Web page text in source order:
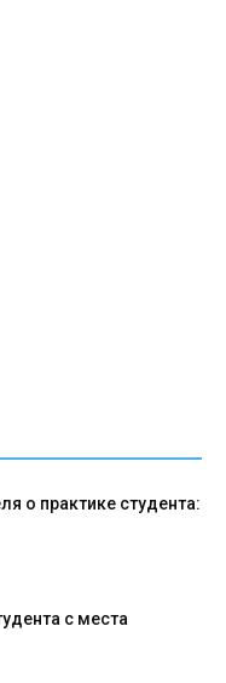
о практике студента:
с места